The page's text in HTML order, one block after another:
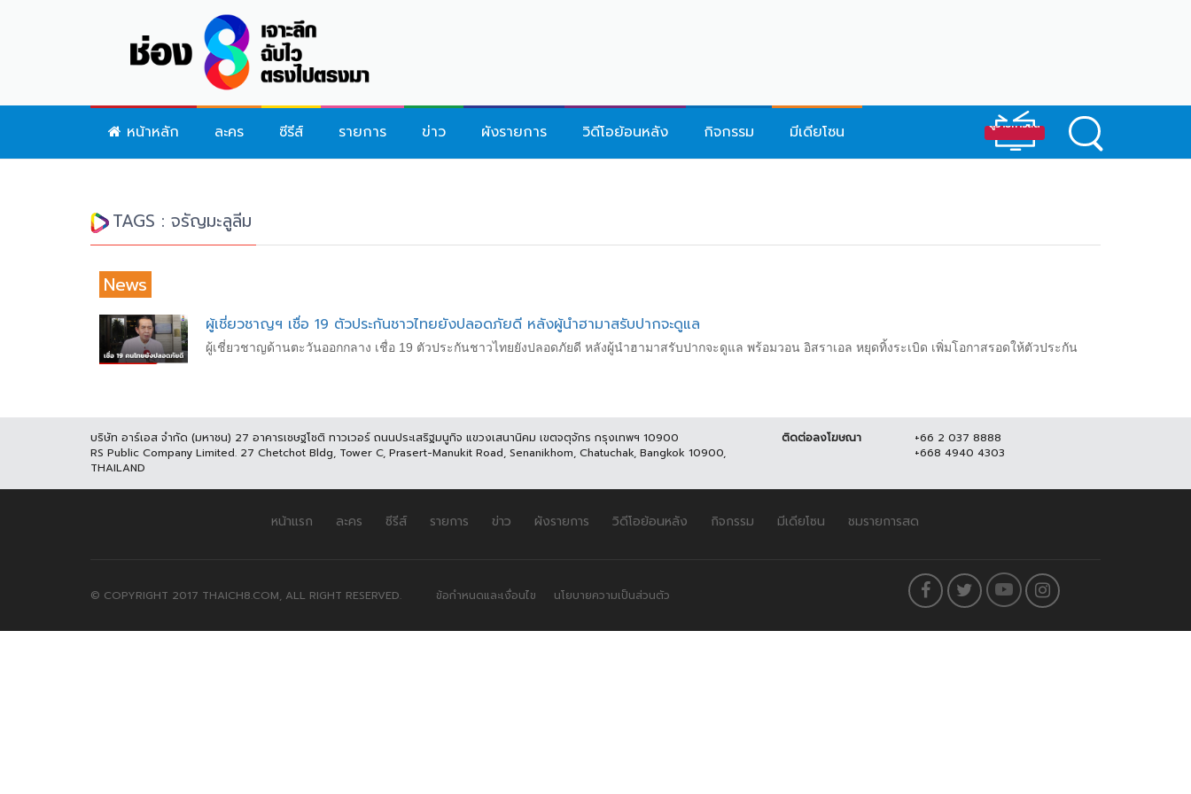
หน้าหลัก ละคร ซีรีส์ รายการ ข่าว ผังรายการ วิดีโอย้อนหลัง กิจกรรม มีเดียโซน
TAGS : จรัญมะลูลีม
News
ผู้เชี่ยวชาญฯ เชื่อ 19 ตัวประกันชาวไทยยังปลอดภัยดี หลังผู้นำฮามาสรับปากจะดูแล
ผู้เชี่ยวชาญด้านตะวันออกกลาง เชื่อ 19 ตัวประกันชาวไทยยังปลอดภัยดี หลังผู้นำฮามาสรับปากจะดูแล พร้อมวอน อิสราเอล หยุดทิ้งระเบิด เพิ่มโอกาสรอดให้ตัวประกัน
บริษัท อาร์เอส จำกัด (มหาชน) 27 อาคารเชษฐโชติ ทาวเวอร์ ถนนประเสริฐมนูกิจ แขวงเสนานิคม เขตจตุจักร กรุงเทพฯ 10900
RS Public Company Limited. 27 Chetchot Bldg, Tower C, Prasert-Manukit Road, Senanikhom, Chatuchak, Bangkok 10900,
THAILAND
ติดต่อลงโฆษณา
+66 2 037 8888
+668 4940 4303
หน้าแรก ละคร ซีรีส์ รายการ ข่าว ผังรายการ วิดีโอย้อนหลัง กิจกรรม มีเดียโซน ชมรายการสด
© COPYRIGHT 2017 THAICH8.COM, ALL RIGHT RESERVED. ข้อกำหนดและเงื่อนไข นโยบายความเป็นส่วนตัว